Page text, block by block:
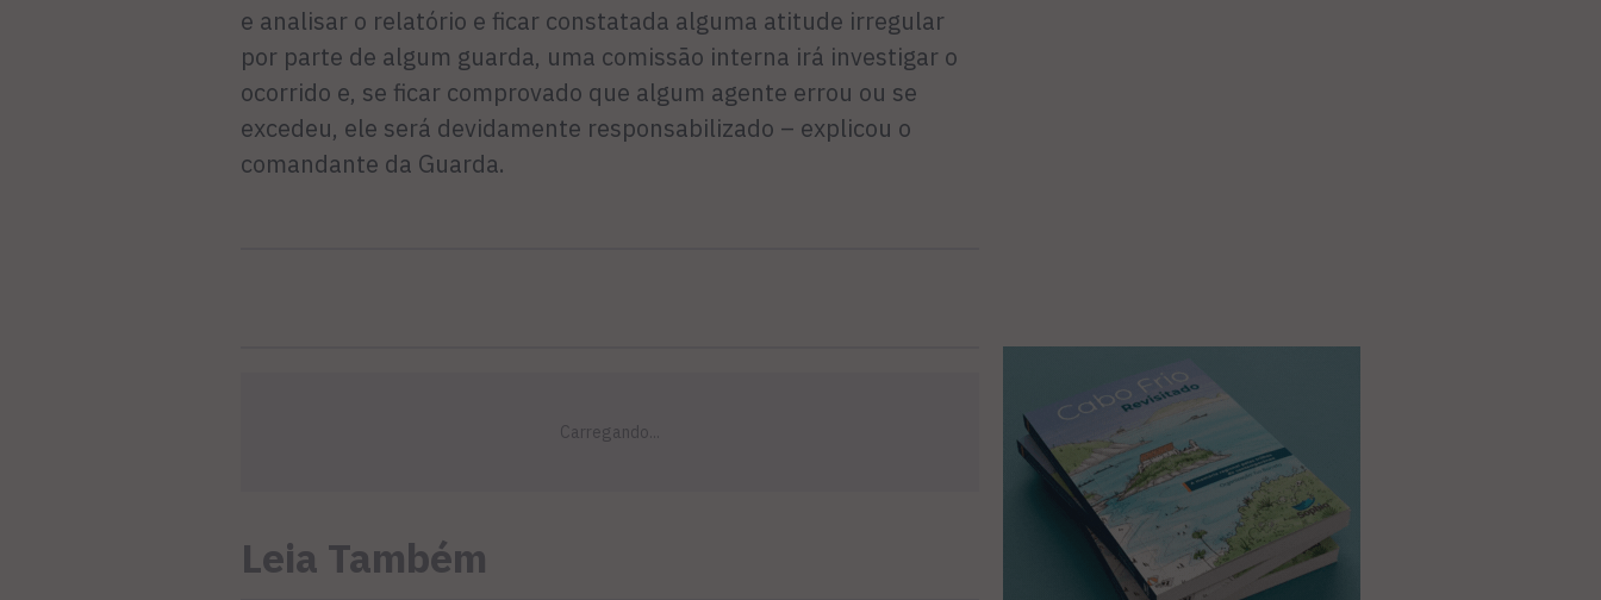
e analisar o relatório e ficar constatada alguma atitude irregular
por parte de algum guarda, uma comissão interna irá investigar o
ocorrido e, se ficar comprovado que algum agente errou ou se
excedeu, ele será devidamente responsabilizado – explicou o
comandante da Guarda.
Leia Também